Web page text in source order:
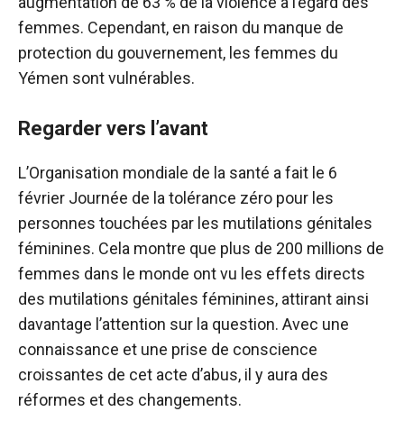
femmes. Cependant, en raison du manque de
protection du gouvernement, les femmes du
Yémen sont vulnérables.
Regarder vers l’avant
L’Organisation mondiale de la santé a fait le 6
février Journée de la tolérance zéro pour les
personnes touchées par les mutilations génitales
féminines. Cela montre que plus de 200 millions de
femmes dans le monde ont vu les effets directs
des mutilations génitales féminines, attirant ainsi
davantage l’attention sur la question. Avec une
connaissance et une prise de conscience
croissantes de cet acte d’abus, il y aura des
réformes et des changements.